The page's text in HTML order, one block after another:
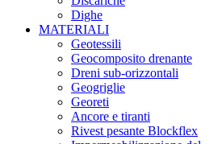
Dighe
MATERIALI
Geotessili
Geocomposito drenante
Dreni sub-orizzontali
Geogriglie
Georeti
Ancore e tiranti
Rivest pesante Blockflex